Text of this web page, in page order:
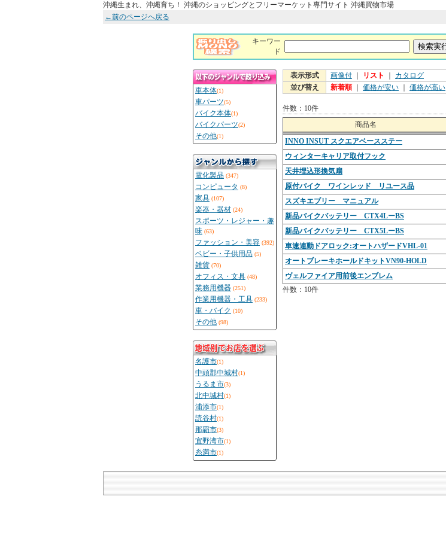
沖縄生まれ、沖縄育ち！ 沖縄のショッピングとフリーマーケット専門サイト 沖縄買物市場
←前のページへ戻る
キーワー
ド
車本体(1)
車パーツ(5)
バイク本体(1)
バイクパーツ(2)
その他(1)
電化製品 (347)
コンピュータ (8)
家具 (107)
楽器・器材 (24)
スポーツ・レジャー・趣
味 (63)
ファッション・美容 (392)
ベビー・子供用品 (5)
雑貨 (70)
オフィス・文具 (48)
業務用機器 (251)
作業用機器・工具 (233)
車・バイク (10)
その他 (98)
名護市(1)
中頭郡中城村(1)
うるま市(3)
北中城村(1)
浦添市(1)
読谷村(1)
那覇市(3)
宜野湾市(1)
糸満市(1)
表示形式 画像付 リスト
カタログ
並び替え
新着順 価格が安い 価格が高い
件数：10件
商品名
INNO INSUT スクエアベースステー
ウィンターキャリア取付フック
天井埋込形換気扇
原付バイク ワインレッド リユース品
スズキエブリー マニュアル
新品バイクバッテリー CTX4LーBS
新品バイクバッテリー CTX5LーBS
車速連動ドアロック:オートハザードVHL-01
オートブレーキホールドキットVN90-HOLD
ヴェルファイア用前後エンブレム
件数：10件